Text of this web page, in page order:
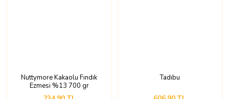
Nuttymore Kakaolu Fındık
Ezmesi %13 700 gr
Tadıbu